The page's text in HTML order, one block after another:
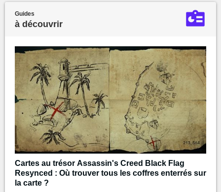
Guides
à découvrir
Cartes au trésor Assassin's Creed Black Flag
Resynced : Où trouver tous les coffres enterrés sur
la carte ?